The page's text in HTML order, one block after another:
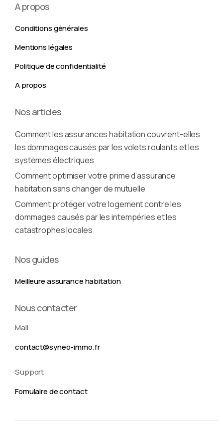
A propos
Conditions générales
Mentions légales
Politique de confidentialité
A propos
Nos articles
Comment les assurances habitation couvrent-elles
les dommages causés par les volets roulants et les
systèmes électriques
Comment optimiser votre prime d’assurance
habitation sans changer de mutuelle
Comment protéger votre logement contre les
dommages causés par les intempéries et les
catastrophes locales
Nos guides
Meilleure assurance habitation
Nous contacter
Mail
contact@syneo-immo.fr
Support
Fomulaire de contact